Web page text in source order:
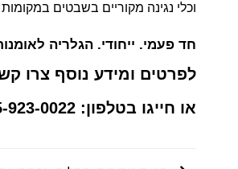
וכלי נגינה מקוריים בשבטים
חד פעמי. ייחודי. הגלריה
לפרטים ומידע נוסף צרו
או חייגו בטלפון: 923-0022